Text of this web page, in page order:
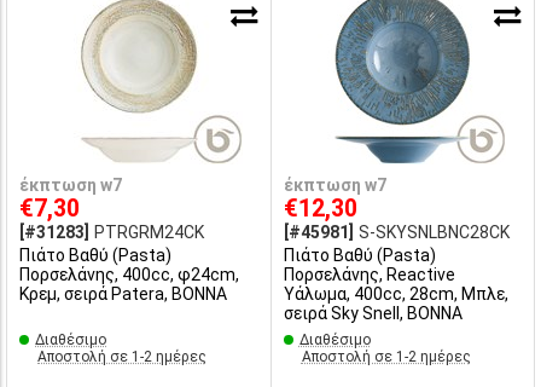
έκπτωση w7
€7,30
[#31283]
PTRGRM24CK
Πιάτο Βαθύ (Pasta)
Πορσελάνης, 400cc, φ24cm,
Κρεμ, σειρά Patera, BONNA
Διαθέσιμο
Αποστολή σε 1-2 ημέρες
έκπτωση w7
€12,30
[#45981]
S-SKYSNLBNC28CK
Πιάτο Βαθύ (Pasta)
Πορσελάνης, Reactive
Υάλωμα, 400cc, 28cm, Μπλε,
σειρά Sky Snell, BONNA
Διαθέσιμο
Αποστολή σε 1-2 ημέρες